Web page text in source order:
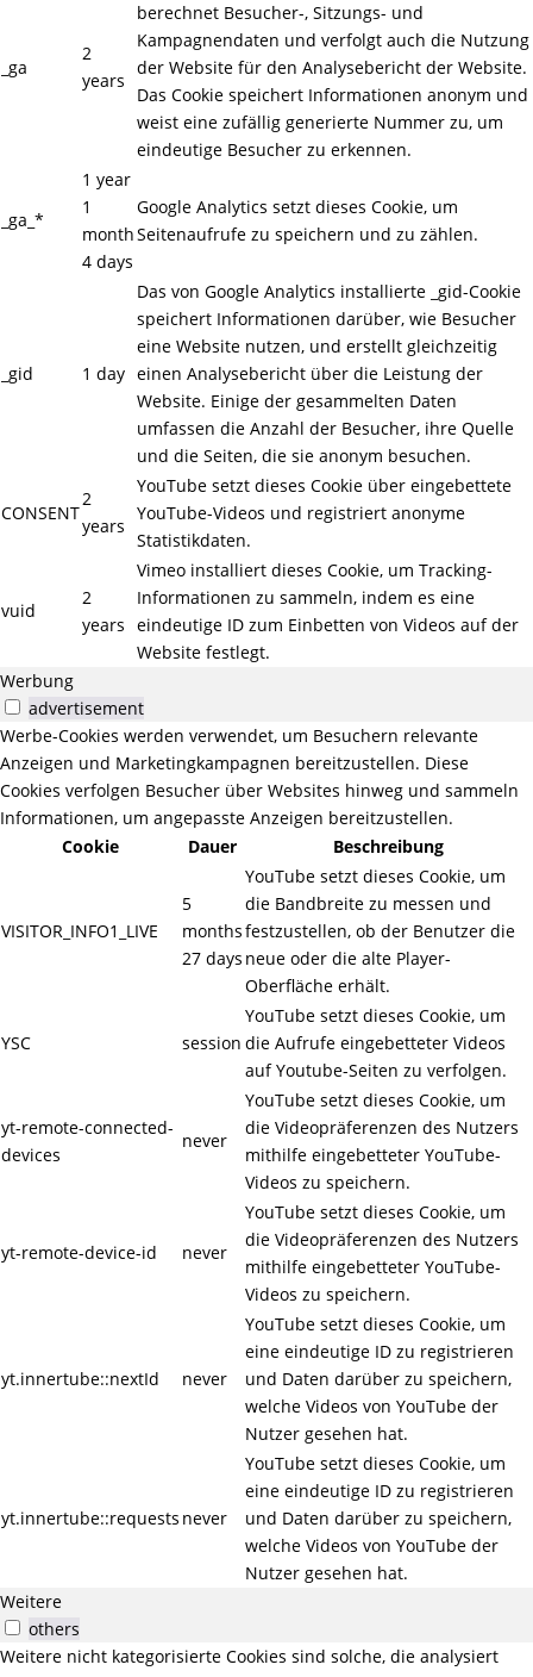
_ga
2
years
berechnet Besucher-, Sitzungs- und
Kampagnendaten und verfolgt auch die Nutzung
der Website für den Analysebericht der Website.
Das Cookie speichert Informationen anonym und
weist eine zufällig generierte Nummer zu, um
eindeutige Besucher zu erkennen.
_ga_*
1 year
1
month
4 days
Google Analytics setzt dieses Cookie, um
Seitenaufrufe zu speichern und zu zählen.
_gid 1 day
Das von Google Analytics installierte _gid-Cookie
speichert Informationen darüber, wie Besucher
eine Website nutzen, und erstellt gleichzeitig
einen Analysebericht über die Leistung der
Website. Einige der gesammelten Daten
umfassen die Anzahl der Besucher, ihre Quelle
und die Seiten, die sie anonym besuchen.
CONSENT
2
years
YouTube setzt dieses Cookie über eingebettete
YouTube-Videos und registriert anonyme
Statistikdaten.
vuid
2
years
Vimeo installiert dieses Cookie, um Tracking-
Informationen zu sammeln, indem es eine
eindeutige ID zum Einbetten von Videos auf der
Website festlegt.
Werbung
advertisement
Werbe-Cookies werden verwendet, um Besuchern relevante
Anzeigen und Marketingkampagnen bereitzustellen. Diese
Cookies verfolgen Besucher über Websites hinweg und sammeln
Informationen, um angepasste Anzeigen bereitzustellen.
Cookie
Dauer Beschreibung
VISITOR_INFO1_LIVE
5
months
27 days
YouTube setzt dieses Cookie, um
die Bandbreite zu messen und
festzustellen, ob der Benutzer die
neue oder die alte Player-
Oberfläche erhält.
YSC session
YouTube setzt dieses Cookie, um
die Aufrufe eingebetteter Videos
auf Youtube-Seiten zu verfolgen.
yt-remote-connected-
devices
never
YouTube setzt dieses Cookie, um
die Videopräferenzen des Nutzers
mithilfe eingebetteter YouTube-
Videos zu speichern.
yt-remote-device-id never
YouTube setzt dieses Cookie, um
die Videopräferenzen des Nutzers
mithilfe eingebetteter YouTube-
Videos zu speichern.
yt.innertube::nextId never
YouTube setzt dieses Cookie, um
eine eindeutige ID zu registrieren
und Daten darüber zu speichern,
welche Videos von YouTube der
Nutzer gesehen hat.
yt.innertube::requests never
YouTube setzt dieses Cookie, um
eine eindeutige ID zu registrieren
und Daten darüber zu speichern,
welche Videos von YouTube der
Nutzer gesehen hat.
Weitere
others
Weitere nicht kategorisierte Cookies sind solche, die analysiert